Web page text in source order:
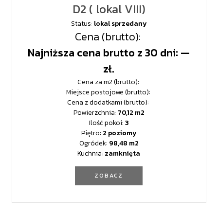
D2 ( lokal VIII)
Status: lokal sprzedany
Cena (brutto):
Najniższa cena brutto z 30 dni: —
zł.
Cena za m2 (brutto):
Miejsce postojowe (brutto):
Cena z dodatkami (brutto):
Powierzchnia: 70,12
Ilość pokoi:3
Piętro: 2 poziomy
Ogródek: 98,48
Kuchnia: zamknięta
ZOBACZ